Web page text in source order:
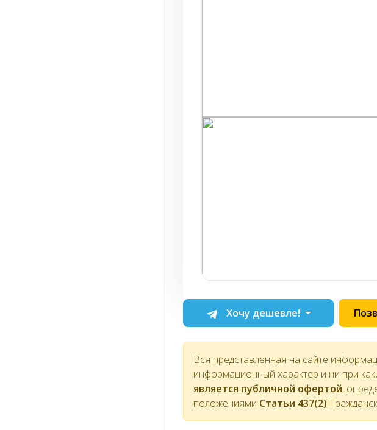
Хочу дешевле!
Вся представленная на сайте
информационный характер и ни при
является публичной офертой,
положениями Статьи 437(2)